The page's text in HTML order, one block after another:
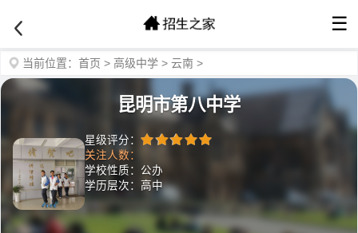
☰
当前位置： 首页 > 高级中学 > 云南 >
昆明市第八中学
星级评分：
关注人数：
学校性质：公办
学历层次：高中